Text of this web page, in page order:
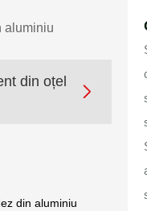
aluminiu
din oțel

din aluminiu